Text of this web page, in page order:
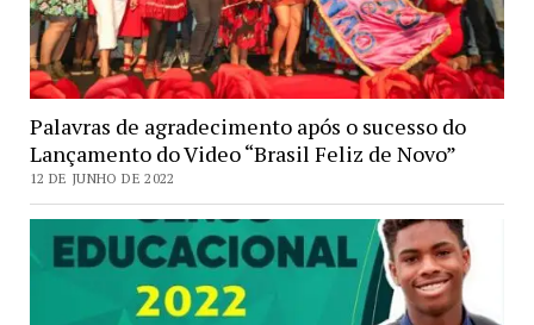
Palavras de agradecimento após o sucesso do
Lançamento do Video “Brasil Feliz de Novo”
12 DE JUNHO DE 2022